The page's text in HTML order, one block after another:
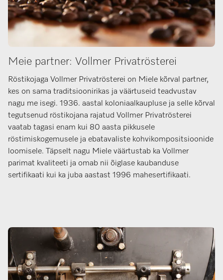
Meie partner: Vollmer Privatrösterei
Röstikojaga Vollmer Privatrösterei on Miele kõrval partner,
kes on sama traditsioonirikas ja väärtuseid teadvustav
nagu me isegi. 1936. aastal koloniaalkaupluse ja selle kõrval
tegutsenud röstikojana rajatud Vollmer Privatrösterei
vaatab tagasi enam kui 80 aasta pikkusele
röstimiskogemusele ja ebatavaliste kohvikompositsioonide
loomisele. Täpselt nagu Miele väärtustab ka Vollmer
parimat kvaliteeti ja omab nii õiglase kaubanduse
sertifikaati kui ka juba aastast 1996 mahesertifikaati.